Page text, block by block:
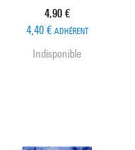
Prix ​​actuel
4,90 €
4,40 € ADHÉRENT
Indisponible